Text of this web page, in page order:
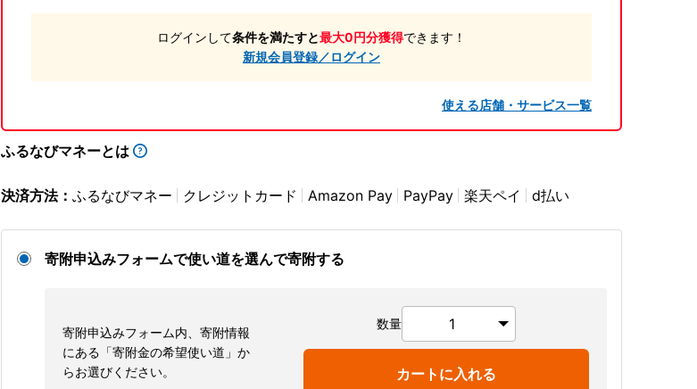
ログインして条件を満たすと最大0円分獲得できます！
新規会員登録／ログイン
使える店舗・サービス一覧
ふるなびマネーとは
決済方法： ふるなびマネー クレジットカード Amazon Pay PayPay 楽天ペイ d払い
寄附申込みフォームで使い道を選んで寄附する
寄附申込みフォーム内、寄附情報
にある「寄附金の希望使い道」か
らお選びください。
数量
カートに入れる